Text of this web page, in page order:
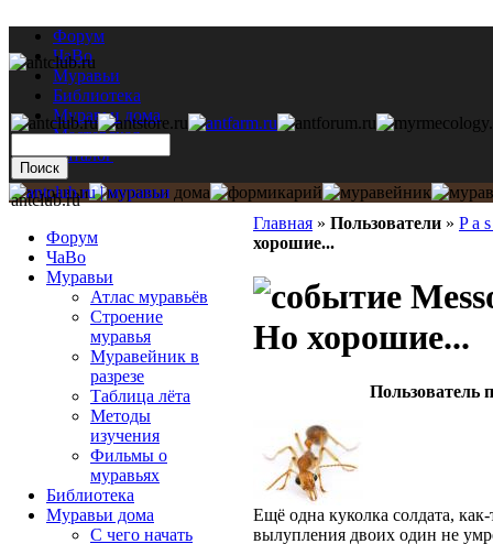
Форум
ЧаВо
Муравьи
Библиотека
Муравьи дома
Мастерская
Каталог
Главная » Пользователи » P a
хорошие...
Но хорошие...
Пользователь
Ещё одна куколка солдата,
вылупления двоих один не
antclub.ru
Форум
ЧаВо
Муравьи
Атлас муравьёв
Строение
муравья
Муравейник в
разрезе
Таблица лёта
Методы
изучения
Фильмы о
муравьях
Библиотека
Муравьи дома
С чего начать